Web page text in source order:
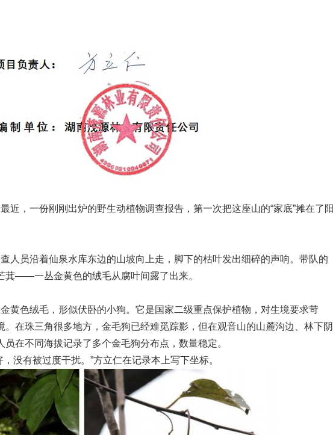
近，一份刚刚出炉的野生动植物调查报告，第一次把这座山的“家底”摊在了阳
人员沿着仙泉水库东边的山坡向上走，脚下的枯叶发出细碎的声响。带队的
萁——一丛金黄色的绒毛从腐叶间露了出来。
黄色绒毛，形似伏卧的小狗。它是国家二级重点保护植物，对生境要求苛
在珠三角很多地方，金毛狗已经难觅踪影，但在观音山的山麓沟边、林下阴
在不同海拔记录了多个金毛狗分布点，数量稳定。
没有被过度干扰。”方立仁在记录本上写下坐标。